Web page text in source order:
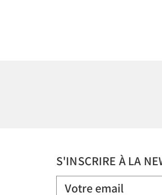
S'INSCRIRE À LA